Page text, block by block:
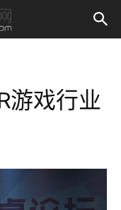
游戏行业